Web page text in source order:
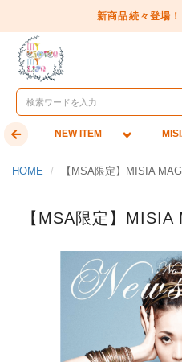
新商品続々登場！
NEW ITEM
HOME 【MSA限定】MISIA
【MSA限定】